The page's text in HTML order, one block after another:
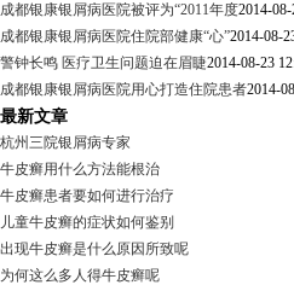
成都银康银屑病医院被评为“2011年度2014-
成都银康银屑病医院住院部健康“心”2014-08-
警钟长鸣 医疗卫生问题迫在眉睫2014-08-23
成都银康银屑病医院用心打造住院患者2014-
最新文章
杭州三院银屑病专家
牛皮癣用什么方法能根治
牛皮癣患者要如何进行治疗
儿童牛皮癣的症状如何鉴别
出现牛皮癣是什么原因所致呢
为何这么多人得牛皮癣呢